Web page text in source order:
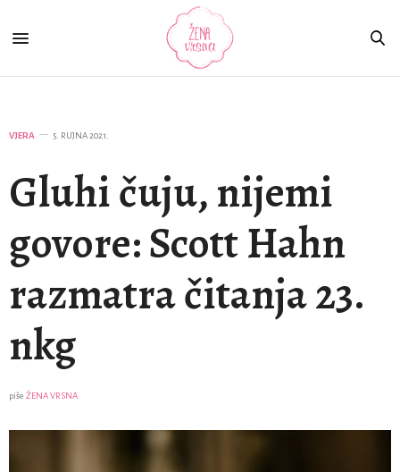
VJERA 5. RUJNA 2021.
Gluhi čuju, nijemi
govore: Scott Hahn
razmatra čitanja 23.
nkg
piše ŽENA VRSNA